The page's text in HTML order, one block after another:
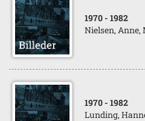
1970 - 1982
Nielsen, Anne,
1970 - 1982
Lunding,